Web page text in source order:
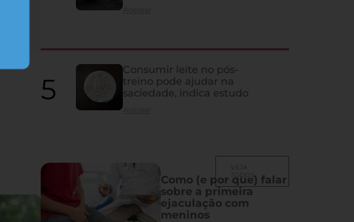
Acessar
Consumir leite no pós-
treino pode ajudar na
saciedade, indica estudo
Acessar
TODOS
Como (e por que) falar
sobre a primeira
ejaculação com
meninos